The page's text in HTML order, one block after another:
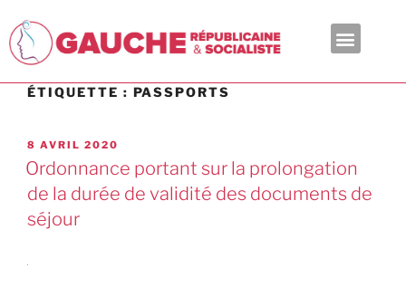
ÉTIQUETTE : PASSPORTS
8 AVRIL 2020
Ordonnance portant sur la prolongation
de la durée de validité des documents de
séjour